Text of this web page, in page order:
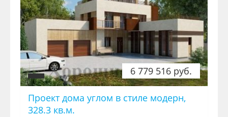
6 779 516 руб.
Проект дома углом в стиле модерн,
328.3 кв.м.